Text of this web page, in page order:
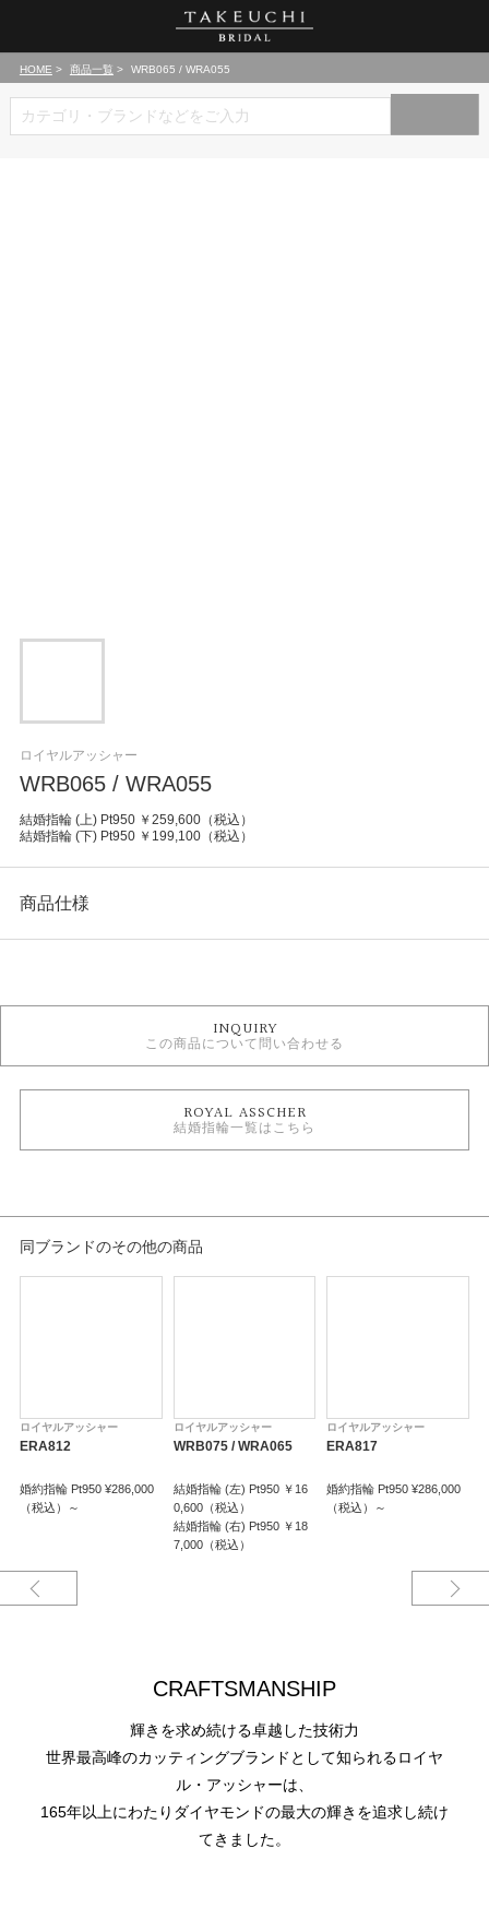
HOME 商品一覧 WRB065 / WRA055
ロイヤルアッシャー
WRB065 / WRA055
結婚指輪 (上) Pt950 ￥259,600（税込）
結婚指輪 (下) Pt950 ￥199,100（税込）
商品仕様
結婚指輪
人気ブランド結婚指輪
結婚指輪 ストレート
結婚指輪 平打ち
結婚指輪 ゴージャス
WRB065 / WRA055
至るまで丹念に磨き上げられているので着け心地がよく、日々をともにする
リングとして最適です。
INQUIRY
この商品について問い合わせる
ROYAL ASSCHER
結婚指輪一覧はこちら
同ブランドのその他の商品
ロイヤルアッシャー
ERA812
婚約指輪 Pt950 ¥286,000
（税込）～
ロイヤルアッシャー
WRB075 / WRA065
結婚指輪 (左) Pt950 ￥16
0,600（税込）
結婚指輪 (右) Pt950 ￥18
7,000（税込）
ロイヤルアッシャー
ERA817
婚約指輪 Pt950 ¥286,000
（税込）～
CRAFTSMANSHIP
輝きを求め続ける卓越した技術力
世界最高峰のカッティングブランドとして知られるロイヤ
ル・アッシャーは、
165年以上にわたりダイヤモンドの最大の輝きを追求し続け
てきました。